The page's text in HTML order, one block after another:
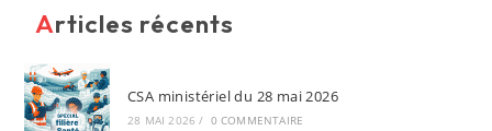
Un
Dialogue
De
Ce
Nom
Articles récents
CSA ministériel du 28 mai 2026
28 MAI 2026 / 0 COMMENTAIRE